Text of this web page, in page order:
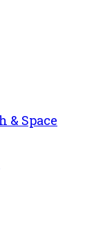
& Space